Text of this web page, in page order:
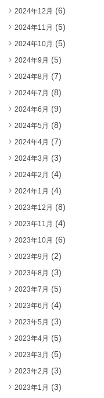
2024年12月 (6)
2024年11月 (5)
2024年10月 (5)
2024年9月 (5)
2024年8月 (7)
2024年7月 (8)
2024年6月 (9)
2024年5月 (8)
2024年4月 (7)
2024年3月 (3)
2024年2月 (4)
2024年1月 (4)
2023年12月 (8)
2023年11月 (4)
2023年10月 (6)
2023年9月 (2)
2023年8月 (3)
2023年7月 (5)
2023年6月 (4)
2023年5月 (3)
2023年4月 (5)
2023年3月 (5)
2023年2月 (3)
2023年1月 (3)